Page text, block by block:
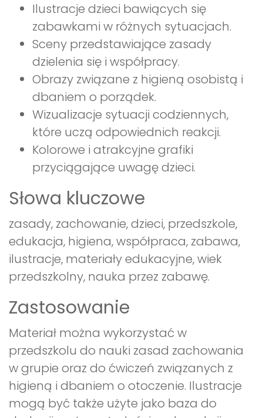
Ilustracje dzieci bawiących się
zabawkami w różnych sytuacjach.
Sceny przedstawiające zasady
dzielenia się i współpracy.
Obrazy związane z higieną osobistą i
dbaniem o porządek.
Wizualizacje sytuacji codziennych,
które uczą odpowiednich reakcji.
Kolorowe i atrakcyjne grafiki
przyciągające uwagę dzieci.
Słowa kluczowe
zasady, zachowanie, dzieci, przedszkole,
edukacja, higiena, współpraca, zabawa,
ilustracje, materiały edukacyjne, wiek
przedszkolny, nauka przez zabawę.
Zastosowanie
Materiał można wykorzystać w
przedszkolu do nauki zasad zachowania
w grupie oraz do ćwiczeń związanych z
higieną i dbaniem o otoczenie. Ilustracje
mogą być także użyte jako baza do